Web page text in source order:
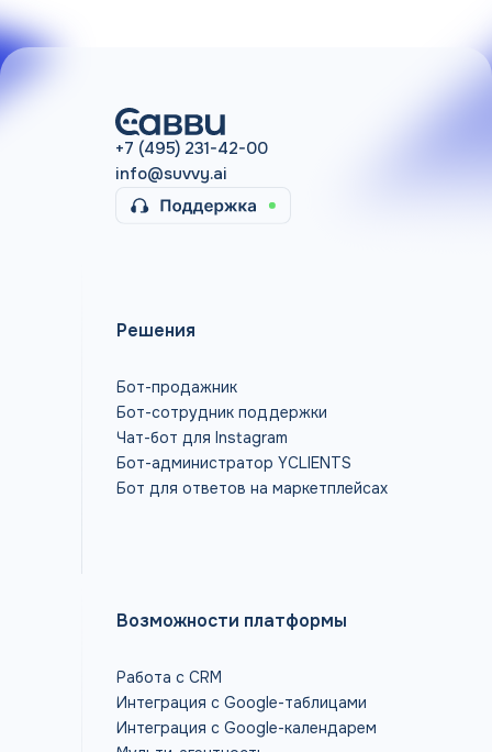
Работа с CRM
Интеграция с Google-таблицами
Интеграция с Google-календарем
+7 (495) 231-42-00
info@suvvy.ai
Возможности платформы
Решения
Бот-продажник
Бот-сотрудник поддержки
Чат-бот для Instagram
Бот-администратор YCLIENTS
Бот для ответов на маркетплейсах